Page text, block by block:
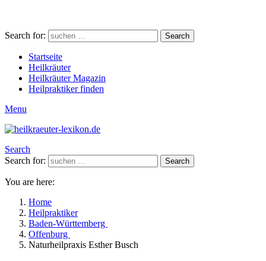
Search for: Search
Startseite
Heilkräuter
Heilkräuter Magazin
Heilpraktiker finden
Menu
Search
Search for:
Search
You are here:
Home
Heilpraktiker
Baden-Württemberg
Offenburg
Naturheilpraxis Esther Busch